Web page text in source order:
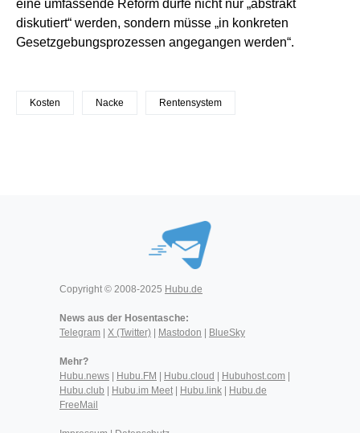
eine umfassende Reform dürfe nicht nur „abstrakt
diskutiert“ werden, sondern müsse „in konkreten
Gesetzgebungsprozessen angegangen werden“.
Kosten Nacke Rentensystem
Copyright © 2008-2025 Hubu.de
News aus der Hosentasche:
Telegram
X (Twitter) Mastodon BlueSky
Mehr?
Hubu.news
Hubu.FM Hubu.cloud Hubuhost.com
Hubu.club
Hubu.im Meet| Hubu.link
Hubu.de
FreeMail